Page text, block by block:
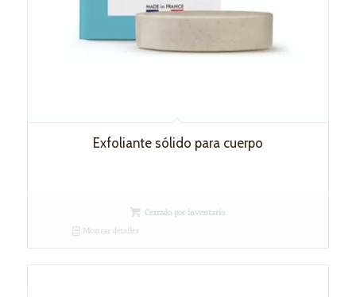
Exfoliante sólido para cuerpo
Cerrado por inventario
Mostrar detalles